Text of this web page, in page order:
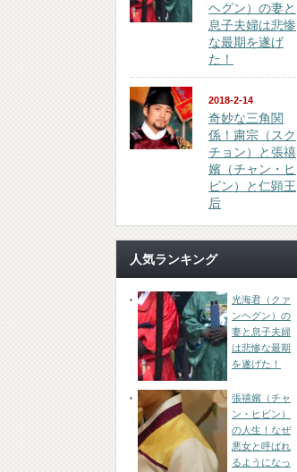
ヘグン）の妻と
息子夫婦は悲惨
な最期を遂げ
た！
2018-2-14
奇妙な三角関
係！粛宗（スク
チョン）と張禧
嬪（チャン・ヒ
ビン）と仁顕王
后
人気ランキング
光海君（クァ
ンヘグン）の
妻と息子夫婦
は悲惨な最期
を遂げた！
張禧嬪（チャ
ン・ヒビン）
の人生！なぜ
悪女と呼ばれ
るようになっ